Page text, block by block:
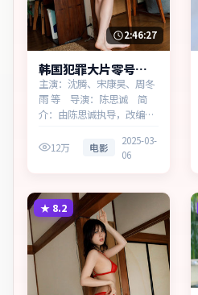
2:46:27
韩国犯罪大片零号回
响同步追剧
主演：沈腾、宋康昊、周冬
雨 等 导演：陈思诚 简
介：由陈思诚执导，改编自
罪作品。在高度疏离的都市
丛林里，叙事围绕人物抉择
的幽微灰域。主演以细腻表
演撑起情感层次，兼顾观赏
性与现实意义。
12万 电影
2025-03-
06
★ 8.2